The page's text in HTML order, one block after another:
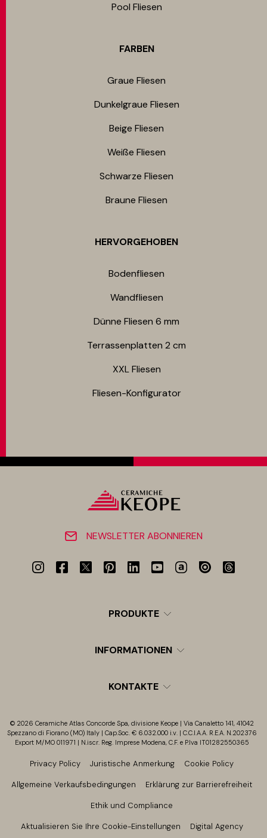
Pool Fliesen
FARBEN
Graue Fliesen
Dunkelgraue Fliesen
Beige Fliesen
Weiße Fliesen
Schwarze Fliesen
Braune Fliesen
HERVORGEHOBEN
Bodenfliesen​
Wandfliesen
Dünne Fliesen 6 mm​
Terrassenplatten 2 cm
XXL Fliesen
Fliesen-Konfigurator
NEWSLETTER ABONNIEREN
PRODUKTE
INFORMATIONEN
KONTAKTE
© 2026 Ceramiche Atlas Concorde Spa, divisione Keope | Via Canaletto 141, 41042
Spezzano di Fiorano (MO) Italy | Cap.Soc. € 6.032.000 i.v. | C.C.I.A.A. R.E.A. N.202376
Export M/MO 011971 | N.iscr. Reg. Imprese Modena, C.F. e P.Iva IT01282550365
Privacy Policy Juristische Anmerkung Cookie Policy
Allgemeine Verkaufsbedingungen Erklärung zur Barrierefreiheit
Ethik und Compliance
Aktualisieren Sie Ihre Cookie-Einstellungen Digital Agency